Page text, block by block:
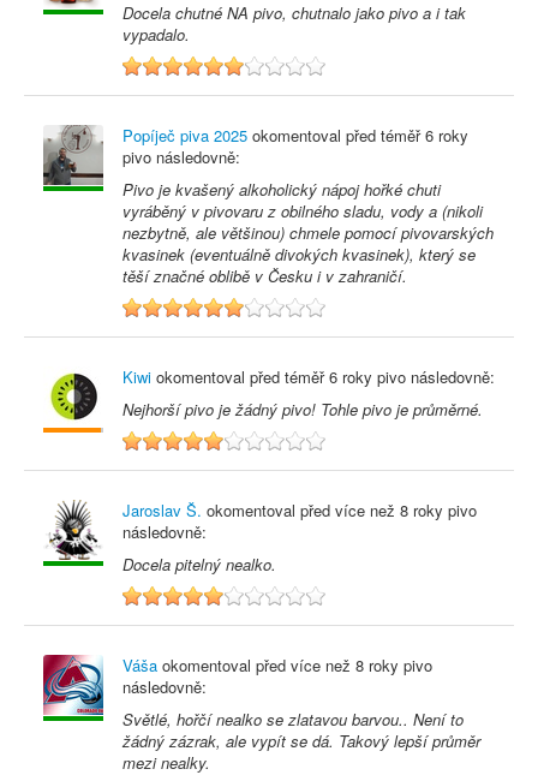
Docela chutné NA pivo, chutnalo jako pivo a i tak
vypadalo.
6
Popíječ piva 2025 okomentoval před téměř 6 roky
pivo následovně:
Pivo je kvašený alkoholický nápoj hořké chuti
vyráběný v pivovaru z obilného sladu, vody a (nikoli
nezbytně, ale většinou) chmele pomocí pivovarských
kvasinek (eventuálně divokých kvasinek), který se
těší značné oblibě v Česku i v zahraničí.
6
Kiwi okomentoval před téměř 6 roky pivo následovně:
Nejhorší pivo je žádný pivo! Tohle pivo je průměrné.
5
Jaroslav Š. okomentoval před více než 8 roky pivo
následovně:
Docela pitelný nealko.
5
Váša okomentoval před více než 8 roky pivo
následovně:
Světlé, hořčí nealko se zlatavou barvou.. Není to
žádný zázrak, ale vypít se dá. Takový lepší průměr
mezi nealky.